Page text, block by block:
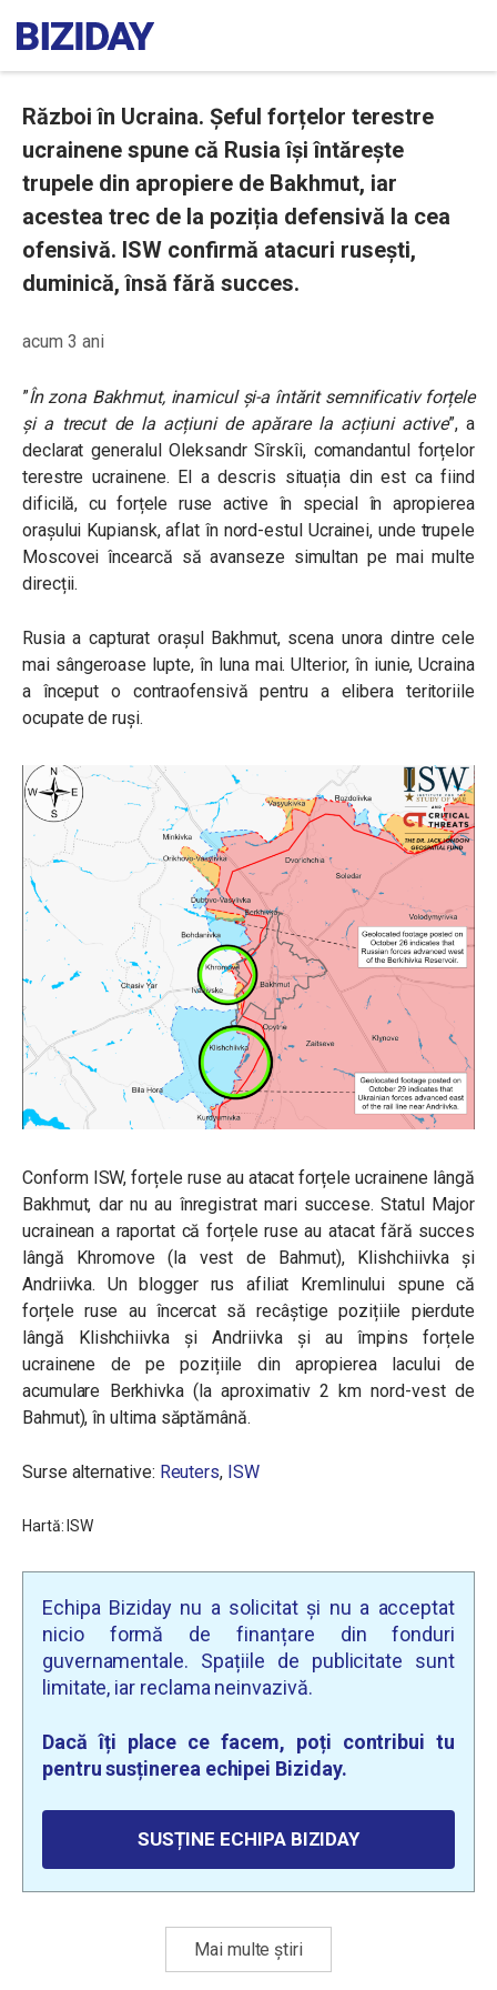
Război în Ucraina. Șeful forțelor terestre
ucrainene spune că Rusia își întărește
trupele din apropiere de Bakhmut, iar
acestea trec de la poziția defensivă la cea
ofensivă. ISW confirmă atacuri rusești,
duminică, însă fără succes.
acum 3 ani
”În zona Bakhmut, inamicul și-a întărit semnificativ forțele
și a trecut de la acțiuni de apărare la acțiuni active”, a
declarat generalul Oleksandr Sîrskîi, comandantul forțelor
terestre ucrainene. El a descris situația din est ca fiind
dificilă, cu forțele ruse active în special în apropierea
orașului Kupiansk, aflat în nord-estul Ucrainei, unde trupele
Moscovei încearcă să avanseze simultan pe mai multe
direcții.
Rusia a capturat orașul Bakhmut, scena unora dintre cele
mai sângeroase lupte, în luna mai. Ulterior, în iunie, Ucraina
a început o contraofensivă pentru a elibera teritoriile
ocupate de ruși.
Conform ISW, forțele ruse au atacat forțele ucrainene lângă
Bakhmut, dar nu au înregistrat mari succese. Statul Major
ucrainean a raportat că forțele ruse au atacat fără succes
lângă Khromove (la vest de Bahmut),
Klishchiivkași
Andriivka. Un blogger rus afiliat Kremlinului spune că
forțele ruse au încercat să recâștige pozițiile pierdute
lângă
Klishchiivkași Andriivka și au împins forțele
ucrainene de pe pozițiile din apropierea lacului de
acumulare Berkhivka (la aproximativ 2 km nord-vest de
Bahmut), în ultima săptămână.
Surse alternative: Reuters, ISW
Hartă: ISW
Echipa Biziday nu a solicitat și nu a acceptat
nicio formă de finanțare din fonduri
guvernamentale. Spațiile de publicitate sunt
limitate, iar reclama neinvazivă.
Dacă îți place ce facem, poți contribui tu
pentru susținerea echipei Biziday.
SUSȚINE ECHIPA BIZIDAY
Mai multe știri